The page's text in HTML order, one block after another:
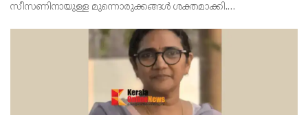
സീസണിനായുള്ള മുന്നൊരുക്കങ്ങൾ ശക്തമാക്കി.
കണ്ണൂരിന്റെ യുവ പ്രതിരോധതാരം സച്ചിൻ സുനിലിനെയും ടീമിലെ